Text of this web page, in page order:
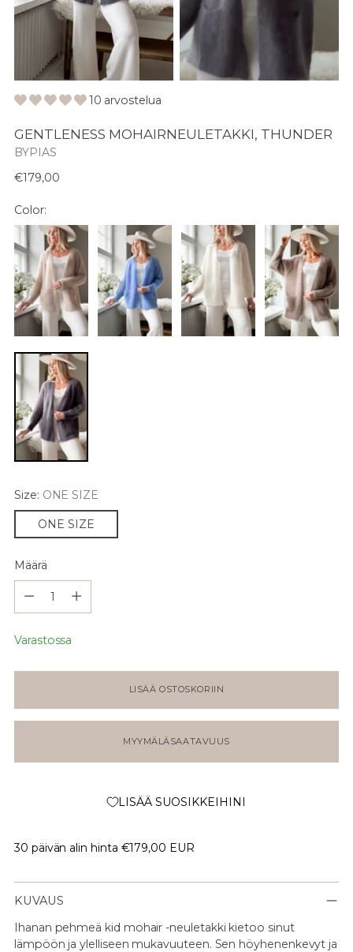
10 arvostelua
GENTLENESS MOHAIRNEULETAKKI, THUNDER
BYPIAS
Normaali
€179,00
Color:
Size: ONE SIZE
ONE SIZE
Määrä
Varastossa
LISÄÄ OSTOSKORIIN
MYYMÄLÄSAATAVUUS
LISÄÄ SUOSIKKEIHINI
30 päivän alin hinta €179,00 EUR
KUVAUS
Ihanan pehmeä kid mohair -neuletakki kietoo sinut
lämpöön ja ylelliseen mukavuuteen. Sen höyhenenkevyt ja